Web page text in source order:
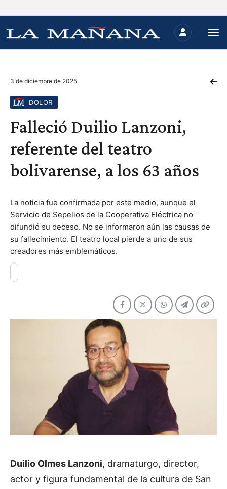
3 de diciembre de 2025
DOLOR
Falleció Duilio Lanzoni,
referente del teatro
bolivarense, a los 63 años
La noticia fue confirmada por este medio, aunque el
Servicio de Sepelios de la Cooperativa Eléctrica no
difundió su deceso. No se informaron aún las causas de
su fallecimiento. El teatro local pierde a uno de sus
creadores más emblemáticos.
Duilio Olmes Lanzoni, dramaturgo, director,
actor y figura fundamental de la cultura de San